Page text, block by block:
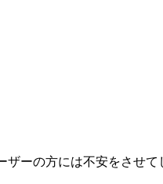
ーの方には不安をさせ